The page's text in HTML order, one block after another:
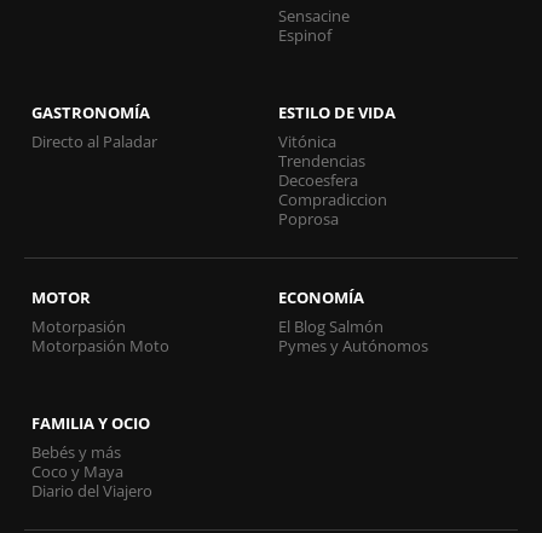
Sensacine
Espinof
GASTRONOMÍA
Directo al Paladar
ESTILO DE VIDA
Vitónica
Trendencias
Decoesfera
Compradiccion
Poprosa
MOTOR
Motorpasión
Motorpasión Moto
ECONOMÍA
El Blog Salmón
Pymes y Autónomos
FAMILIA Y OCIO
Bebés y más
Coco y Maya
Diario del Viajero